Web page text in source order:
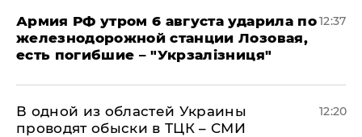
Армия РФ утром 6 августа ударила по
железнодорожной станции Лозовая,
есть погибшие – "Укрзалізниця"
12:37
В одной из областей Украины
проводят обыски в ТЦК – СМИ
12:20